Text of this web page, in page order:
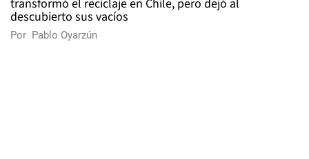
transformó el reciclaje en Chile, pero dejó al
descubierto sus vacíos
Por Pablo Oyarzún